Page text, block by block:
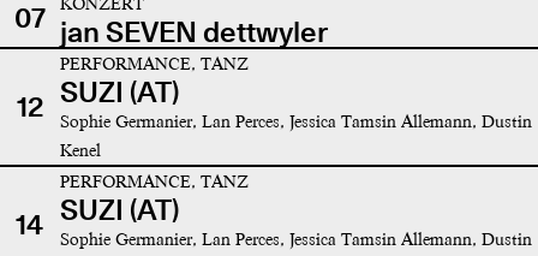
07 jan SEVEN dettwyler
12
PERFORMANCE, TANZ
SUZI (AT)
Sophie Germanier, Lan Perces, Jessica Tamsin Allemann, Dustin
Kenel
14
PERFORMANCE, TANZ
SUZI (AT)
Sophie Germanier, Lan Perces, Jessica Tamsin Allemann, Dustin